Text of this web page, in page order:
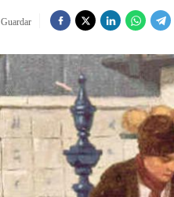
Guardar